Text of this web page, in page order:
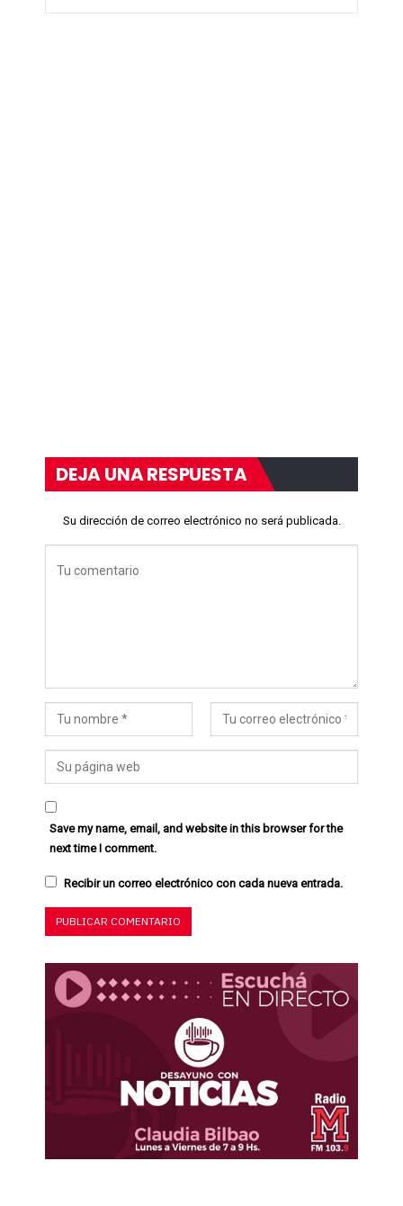
DEJA UNA RESPUESTA
Su dirección de correo electrónico no será publicada.
Save my name, email, and website in this browser for the
next time I comment.
Recibir un correo electrónico con cada nueva entrada.